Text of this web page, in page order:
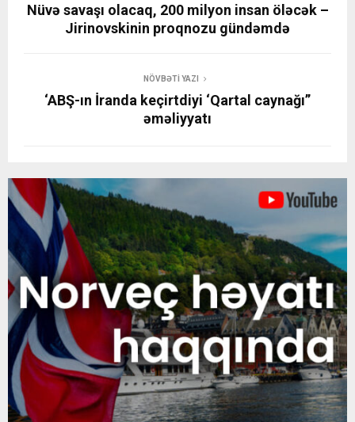
Nüvə savaşı olacaq, 200 milyon insan öləcək –
Jirinovskinin proqnozu gündəmdə
NÖVBƏTI YAZI
‘ABŞ-ın İranda keçirtdiyi ‘Qartal caynağı”
əməliyyatı